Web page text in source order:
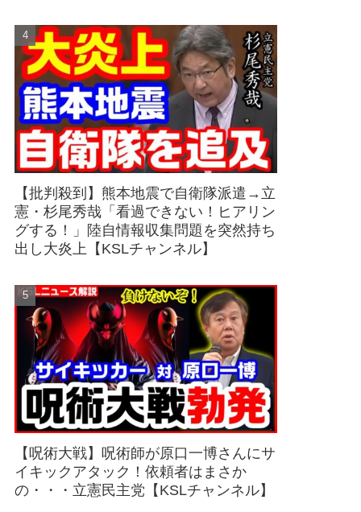
【批判殺到】熊本地震で自衛隊派遣→立
憲・杉尾秀哉「看過できない！ヒアリン
グする！」陸自情報収集問題を突然持ち
出し大炎上【KSLチャンネル】
【呪術大戦】呪術師が原口一博さんにサ
イキックアタック！依頼者はまさか
の・・・立憲民主党【KSLチャンネル】